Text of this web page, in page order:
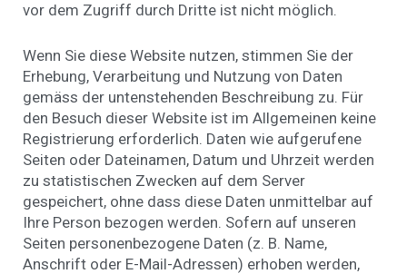
vor dem Zugriff durch Dritte ist nicht möglich.
Wenn Sie diese Website nutzen, stimmen Sie der
Erhebung, Verarbeitung und Nutzung von Daten
gemäss der untenstehenden Beschreibung zu. Für
den Besuch dieser Website ist im Allgemeinen keine
Registrierung erforderlich. Daten wie aufgerufene
Seiten oder Dateinamen, Datum und Uhrzeit werden
zu statistischen Zwecken auf dem Server
gespeichert, ohne dass diese Daten unmittelbar auf
Ihre Person bezogen werden. Sofern auf unseren
Seiten personenbezogene Daten (z. B. Name,
Anschrift oder E-Mail-Adressen) erhoben werden,